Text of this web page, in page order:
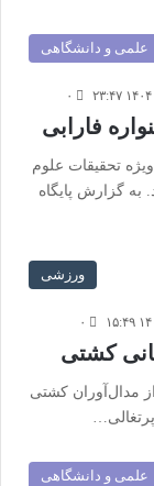
علمی و دانشگاهی
۰
فارابی
تحقیقات علوم
به گزارش پایگاه
ورزشی
۰
کشتی
از مدال‌آوران کشتی
علمی و دانشگاهی